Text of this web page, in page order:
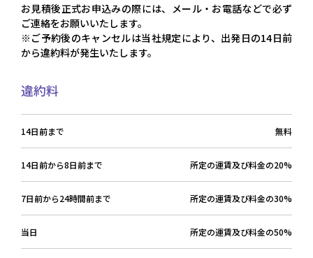
お見積後正式お申込みの際には、メール・お電話などで必ず
ご連絡をお願いいたします。
※ご予約後のキャンセルは当社規定により、出発日の14日前
から違約料が発生いたします。
違約料
14日前まで 無料
14日前から8日前まで 所定の運賃及び料金の20%
7日前から24時間前まで 所定の運賃及び料金の30%
当日 所定の運賃及び料金の50%